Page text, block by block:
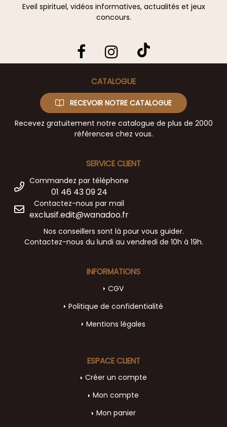
Eveil spirituel, vidéos informatives, actualités et jeux
concours.
CATALOGUE
RECEVOIR NOTRE CATALOGUE
Recevez gratuitement notre catalogue de plus de 2000
références chez vous.
SERVICE CLIENT
Commandez par téléphone
01 46 43 09 24
Contactez-nous par mail
exclusif.edit@wanadoo.fr
Nos conseillers sont là pour vous guider.
Contactez-nous du lundi au vendredi de 10h à 19h.
INFORMATIONS
CGV
Politique de confidentialité
Mentions légales
ESPACE CLIENT
Créer un compte
Mon compte
Mon panier